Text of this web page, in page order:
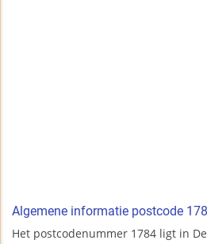
Algemene informatie postcode
Het postcodenummer 1784 ligt in